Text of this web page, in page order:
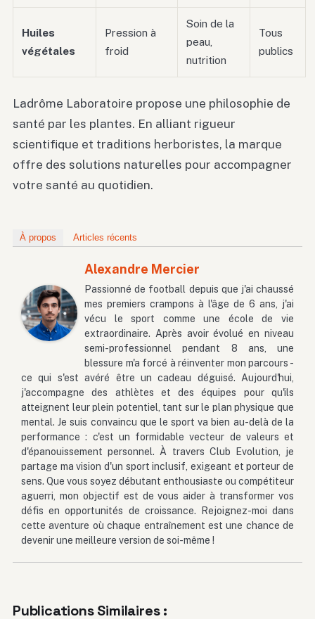
Huiles
végétales
Pression à
froid
Soin de la
peau,
nutrition
Tous
publics
Ladrôme Laboratoire propose une philosophie de
santé par les plantes. En alliant rigueur
scientifique et traditions herboristes, la marque
offre des solutions naturelles pour accompagner
votre santé au quotidien.
À propos Articles récents
Alexandre Mercier
Passionné de football depuis que j'ai chaussé
mes premiers crampons à l'âge de 6 ans, j'ai
vécu le sport comme une école de vie
extraordinaire. Après avoir évolué en niveau
semi-professionnel pendant 8 ans, une
blessure m'a forcé à réinventer mon parcours -
ce qui s'est avéré être un cadeau déguisé. Aujourd'hui,
j'accompagne des athlètes et des équipes pour qu'ils
atteignent leur plein potentiel, tant sur le plan physique que
mental. Je suis convaincu que le sport va bien au-delà de la
performance : c'est un formidable vecteur de valeurs et
d'épanouissement personnel. À travers Club Evolution, je
partage ma vision d'un sport inclusif, exigeant et porteur de
sens. Que vous soyez débutant enthousiaste ou compétiteur
aguerri, mon objectif est de vous aider à transformer vos
défis en opportunités de croissance. Rejoignez-moi dans
cette aventure où chaque entraînement est une chance de
devenir une meilleure version de soi-même !
Publications Similaires :